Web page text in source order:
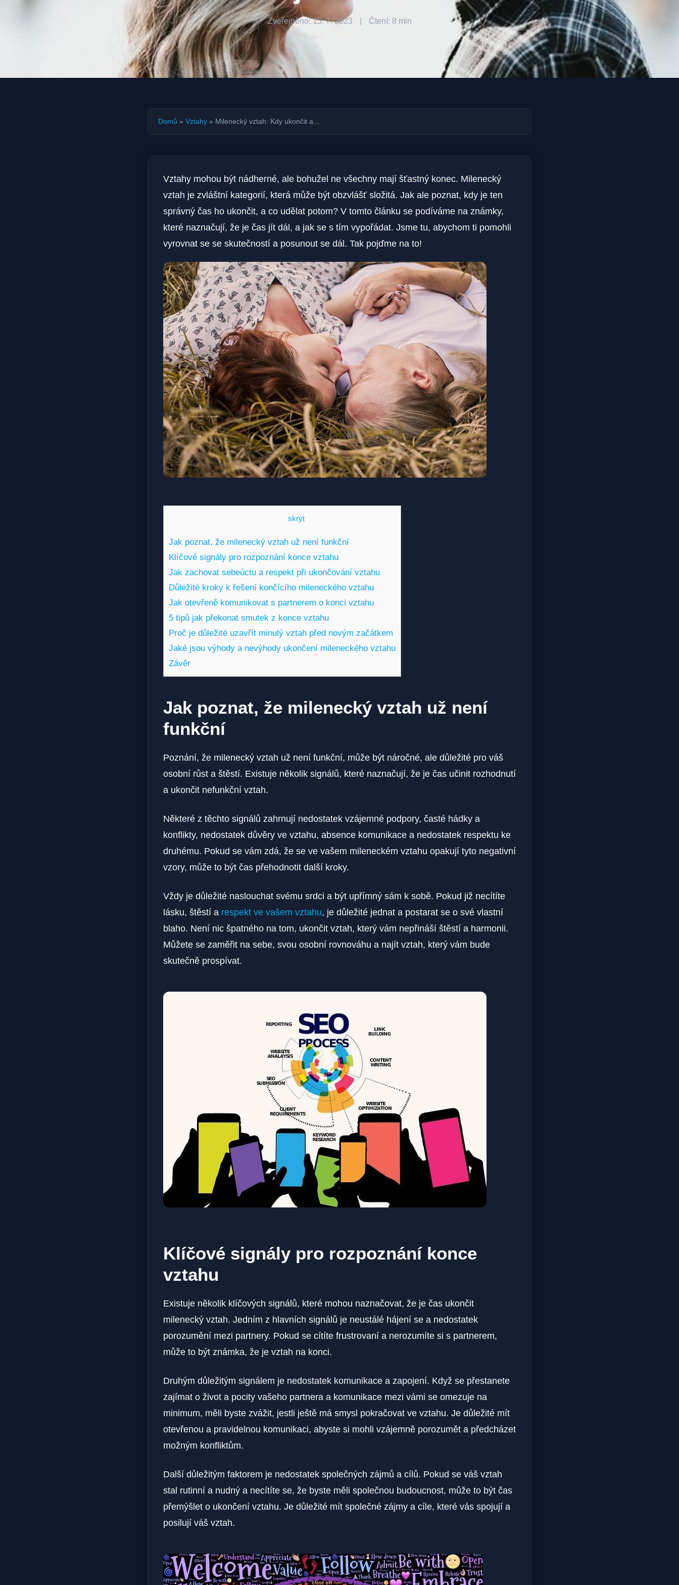
Zveřejněno: 15. 7. 2023 Čtení: 8 min
Domů » Vztahy » Milenecký vztah: Kdy ukončit a…
Vztahy mohou být nádherné, ale bohužel ne všechny mají šťastný konec. Milenecký
vztah je zvláštní kategorií, která může být obzvlášť složitá. Jak ale poznat, kdy je ten
správný čas ho ukončit, a co udělat potom? V tomto článku se podíváme na známky,
které naznačují, že je čas jít dál, a jak se s tím vypořádat. Jsme tu, abychom ti pomohli
vyrovnat se se skutečností a posunout se dál. Tak pojďme na to!
skrýt
Jak poznat, že milenecký vztah už není funkční
Klíčové signály pro rozpoznání konce vztahu
Jak zachovat sebeúctu a respekt při ukončování vztahu
Důležité kroky k řešení končícího mileneckého vztahu
Jak otevřeně komunikovat s partnerem o konci vztahu
5 tipů jak překonat smutek z konce vztahu
Proč je důležité uzavřít minulý vztah před novým začátkem
Jaké jsou výhody a nevýhody ukončení mileneckého vztahu
Závěr
Jak poznat, že milenecký vztah už není
funkční
Poznání, že milenecký vztah už není funkční, může být náročné, ale důležité pro váš
osobní růst a štěstí. Existuje několik signálů, které naznačují, že je čas učinit rozhodnutí
a ukončit nefunkční vztah.
Některé z těchto signálů zahrnují nedostatek vzájemné podpory, časté hádky a
konflikty, nedostatek důvěry ve vztahu, absence komunikace a nedostatek respektu ke
druhému. Pokud se vám zdá, že se ve vašem mileneckém vztahu opakují tyto negativní
vzory, může to být čas přehodnotit další kroky.
Vždy je důležité naslouchat svému srdci a být upřímný sám k sobě. Pokud již necítíte
lásku, štěstí a respekt ve vašem vztahu, je důležité jednat a postarat se o své vlastní
blaho. Není nic špatného na tom, ukončit vztah, který vám nepřináší štěstí a harmonii.
Můžete se zaměřit na sebe, svou osobní rovnováhu a najít vztah, který vám bude
skutečně prospívat.
Klíčové signály pro rozpoznání konce
vztahu
Existuje několik klíčových signálů, které mohou naznačovat, že je čas ukončit
milenecký vztah. Jedním z hlavních signálů je neustálé hájení se a nedostatek
porozumění mezi partnery. Pokud se cítíte frustrovaní a nerozumíte si s partnerem,
může to být známka, že je vztah na konci.
Druhým důležitým signálem je nedostatek komunikace a zapojení. Když se přestanete
zajímat o život a pocity vašeho partnera a komunikace mezi vámi se omezuje na
minimum, měli byste zvážit, jestli ještě má smysl pokračovat ve vztahu. Je důležité mít
otevřenou a pravidelnou komunikaci, abyste si mohli vzájemně porozumět a předcházet
možným konfliktům.
Další důležitým faktorem je nedostatek společných zájmů a cílů. Pokud se váš vztah
stal rutinní a nudný a necítíte se, že byste měli společnou budoucnost, může to být čas
přemýšlet o ukončení vztahu. Je důležité mít společné zájmy a cíle, které vás spojují a
posilují váš vztah.